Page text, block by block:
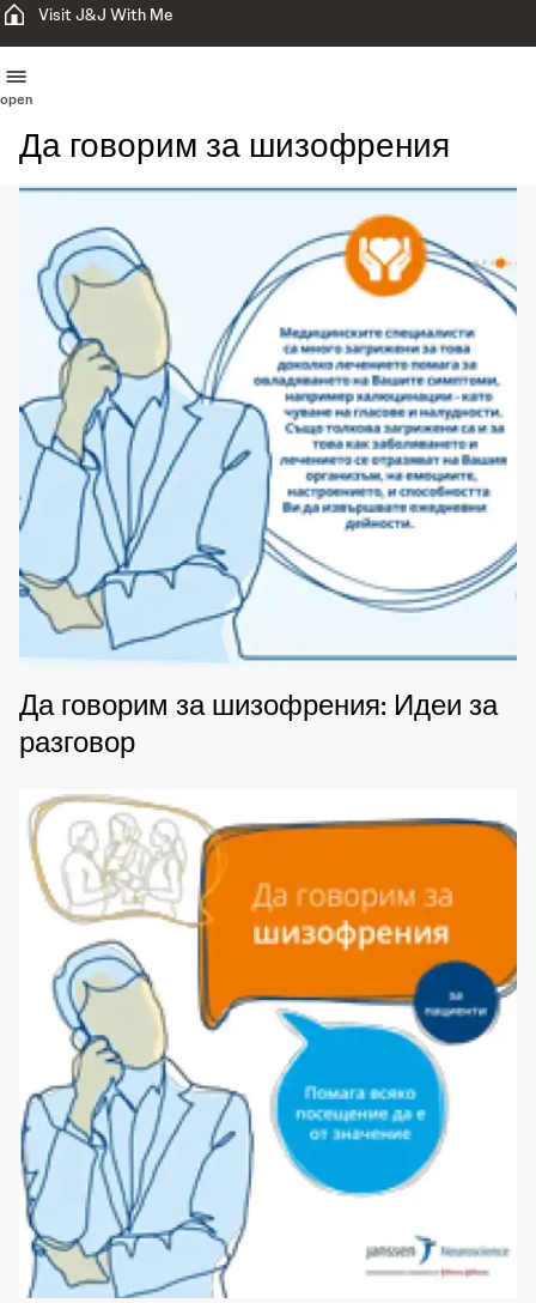
Visit J&J With Me
open
Да говорим за шизофрения
Да говорим за шизофрения: Идеи за
разговор